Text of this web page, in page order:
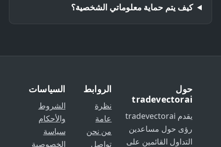
كيف يتم حماية معلوماتي الشخصية؟
حول
tradevectorai
يقدم tradevectorai
رؤى حول مساعدين
التداول القائمين على
الروابط
نظرة
عامة
من نحن
تواصل
السياسات
الشروط
والأحكام
سياسة
الخصوصية